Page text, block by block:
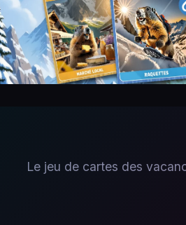
Le jeu de cartes des